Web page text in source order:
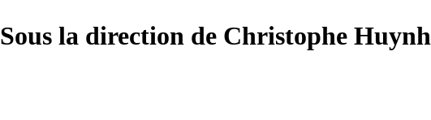
Sous la direction de Christophe Huynh